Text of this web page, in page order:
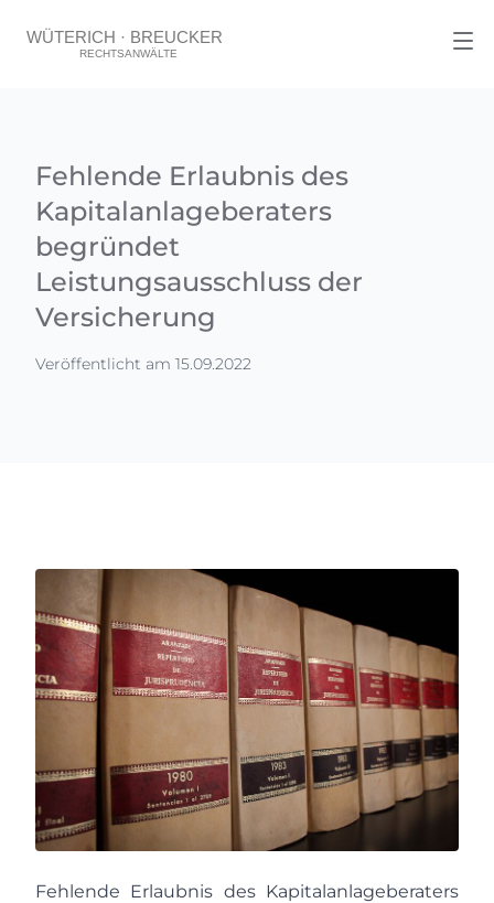
Fehlende Erlaubnis des
Kapitalanlageberaters
begründet
Leistungsausschluss der
Versicherung
Veröffentlicht am 15.09.2022
Fehlende Erlaubnis des Kapitalanlageberaters